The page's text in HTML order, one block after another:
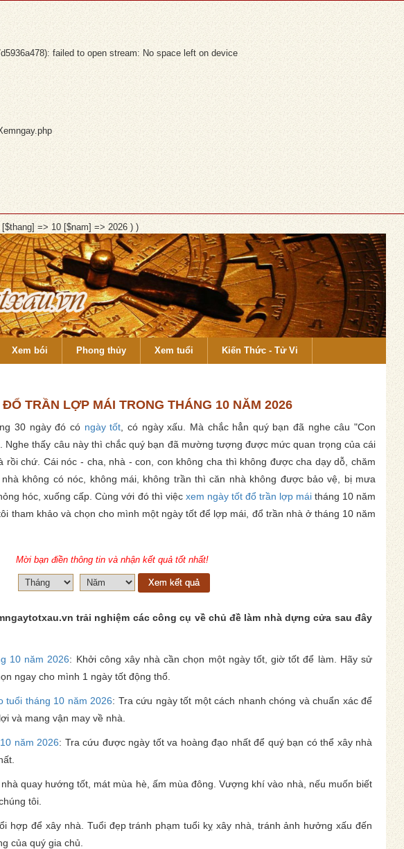
failed to open stream: No space left on device
=> 10 [$nam] => 2026 ) )
Xem bói Phong thủy Xem tuổi Kiến Thức - Tử Vi
TRẦN LỢP MÁI TRONG THÁNG 10 NĂM 2026
30 ngày đó có ngày tốt , có ngày xấu. Mà chắc hẳn quý bạn đã nghe câu "Con
Nghe thấy câu này thì chắc quý bạn đã mường tượng được mức quan trọng của cái
rồi chứ. Cái nóc - cha, nhà - con, con không cha thì không được cha dạy dỗ, chăm
không có nóc, không mái, không trần thì căn nhà không được bảo vệ, bị mưa
hóc, xuống cấp. Cùng với đó thì việc xem ngày tốt đổ trần lợp mái tháng 10 năm
tham khảo và chọn cho mình một ngày tốt để lợp mái, đổ trần nhà ở tháng 10 năm
Mời bạn điền thông tin và nhận kết quả tốt nhất!
Xem kết quả
trải nghiệm các công cụ về chủ đề làm nhà dựng cửa sau đây
10 năm 2026: Khởi công xây nhà cần chọn một ngày tốt, giờ tốt để làm. Hãy sử
ngay cho mình 1 ngày tốt động thổ.
tuổi tháng 10 năm 2026: Tra cứu ngày tốt một cách nhanh chóng và chuẩn xác để
và mang vận may về nhà.
năm 2026: Tra cứu được ngày tốt va hoàng đạo nhất để quý bạn có thể xây nhà
quay hướng tốt, mát mùa hè, ấm mùa đông. Vượng khí vào nhà, nếu muốn biết
tôi.
hợp để xây nhà. Tuổi đẹp tránh phạm tuổi kỵ xây nhà, tránh ảnh hưởng xấu đến
của quý gia chủ.